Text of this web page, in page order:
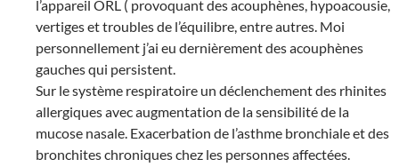
l’appareil ORL ( provoquant des acouphènes, hypoacousie,
vertiges et troubles de l’équilibre, entre autres. Moi
personnellement j’ai eu dernièrement des acouphènes
gauches qui persistent.
Sur le système respiratoire un déclenchement des rhinites
allergiques avec augmentation de la sensibilité de la
mucose nasale. Exacerbation de l’asthme bronchiale et des
bronchites chroniques chez les personnes affectées.